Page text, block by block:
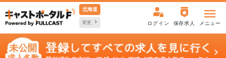
北海道
変更 ログイン 保存求人 メニュー